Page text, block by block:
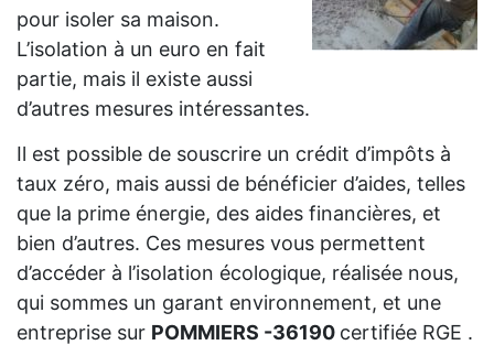
pour isoler sa maison.
L’isolation à un euro en fait
partie, mais il existe aussi
d’autres mesures intéressantes.
Il est possible de souscrire un crédit d’impôts à
taux zéro, mais aussi de bénéficier d’aides, telles
que la prime énergie, des aides financières, et
bien d’autres. Ces mesures vous permettent
d’accéder à l’isolation écologique, réalisée nous,
qui sommes un garant environnement, et une
entreprise sur POMMIERS -36190 certifiée RGE .